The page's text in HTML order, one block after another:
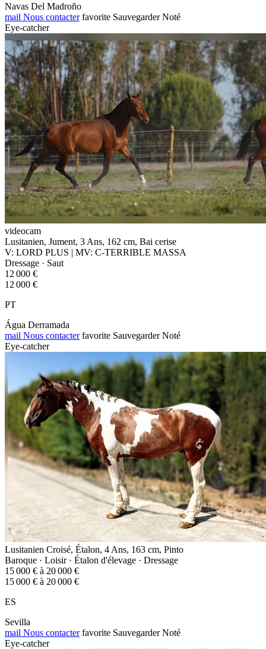
Navas Del Madroño
mail Nous contacter favorite Sauvegarder Noté
Eye-catcher
videocam
Lusitanien, Jument, 3 Ans, 162 cm, Bai cerise
V: LORD PLUS | MV: C-TERRIBLE MASSA
Dressage · Saut
12 000 €
12 000 €
PT
Água Derramada
mail Nous contacter favorite Sauvegarder Noté
Eye-catcher
Lusitanien Croisé, Étalon, 4 Ans, 163 cm, Pinto
Baroque · Loisir · Étalon d'élevage · Dressage
15 000 € à 20 000 €
15 000 € à 20 000 €
ES
Sevilla
mail Nous contacter favorite Sauvegarder Noté
Eye-catcher